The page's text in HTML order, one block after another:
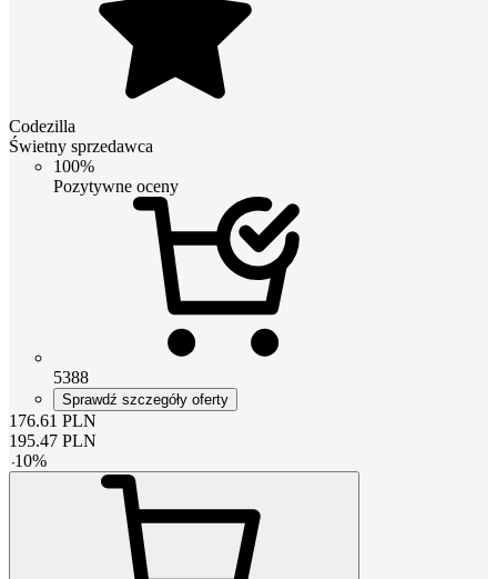
Codezilla
Świetny sprzedawca
100%
Pozytywne oceny
5388
Sprawdź szczegóły oferty
176.61 PLN
195.47 PLN
-10%